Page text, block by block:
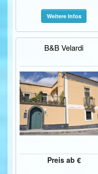
Weitere Infos
B&B Velardi
Preis ab €